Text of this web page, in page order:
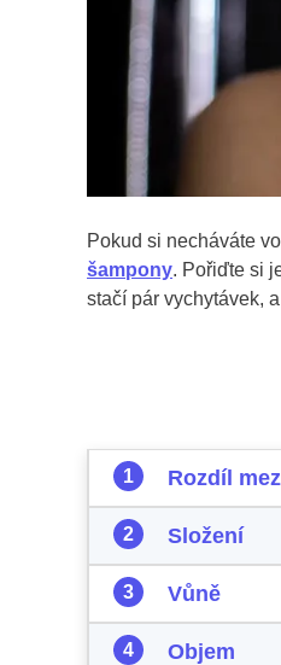
Pokud si necháváte
šampony. Pořiďte si
stačí pár vychytávek,
Rozdíl
Složení
Vůně
Objem